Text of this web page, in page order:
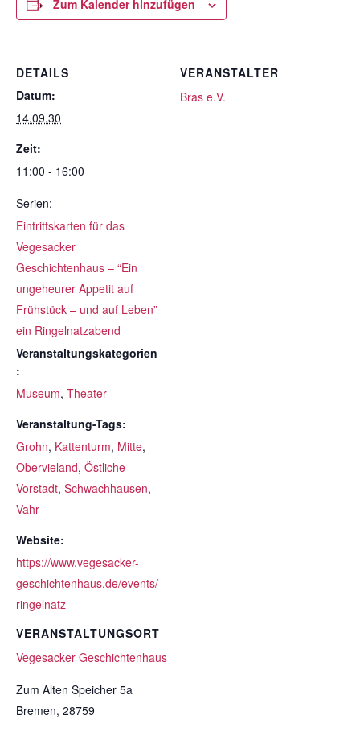
Zum Kalender hinzufügen
DETAILS
Datum:
14.09.30
Zeit:
11:00 - 16:00
Serien:
Eintrittskarten für das
Vegesacker
Geschichtenhaus – “Ein
ungeheurer Appetit auf
Frühstück – und auf Leben”
ein Ringelnatzabend
Veranstaltungskategorien
:
Museum, Theater
Veranstaltung-Tags:
Grohn, Kattenturm, Mitte,
Obervieland, Östliche
Vorstadt, Schwachhausen,
Vahr
Website:
https://www.vegesacker-
geschichtenhaus.de/events/
ringelnatz
VERANSTALTUNGSORT
Vegesacker Geschichtenhaus
Zum Alten Speicher 5a
Bremen, 28759
VERANSTALTER
Bras e.V.